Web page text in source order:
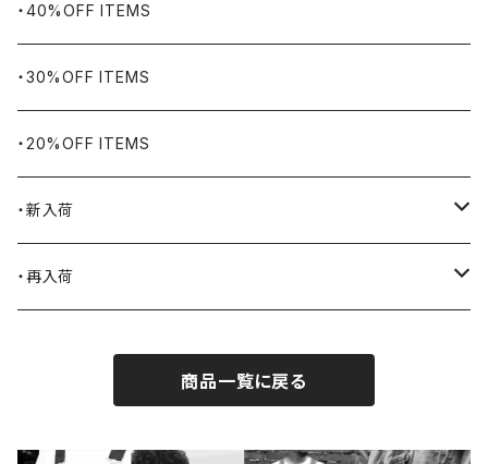
BHADUR
Bills KHAKIS
BLUCO
Blundstone
BLACK JACK BOOTS
BY ROBERT JAMES
ネックレス・ペンダント
ピンズ・ブローチ
腕時計
アウトドア用品
ナバホラグ・ビンテージラグ
ブランケット
食品
ライター
・40%OFF ITEMS
・30%OFF ITEMS
・20%OFF ITEMS
・新入荷
2026.7.31
・再入荷
商品一覧に戻る